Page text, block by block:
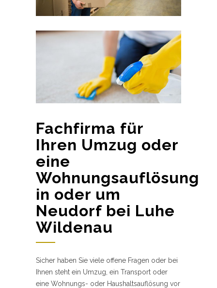
Fachfirma für
Ihren Umzug oder
eine
Wohnungsauflösung
in oder um
Neudorf bei Luhe
Wildenau
Sicher haben Sie viele offene Fragen oder bei
Ihnen steht ein Umzug, ein Transport oder
eine Wohnungs- oder Haushaltsauflösung vor